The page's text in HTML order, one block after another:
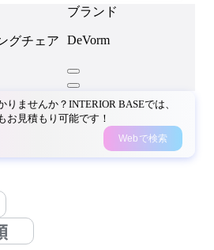
グチェア
ブランド
DeVorm
りませんか？INTERIOR BASEでは、
お見積もり可能です！
Webで検索